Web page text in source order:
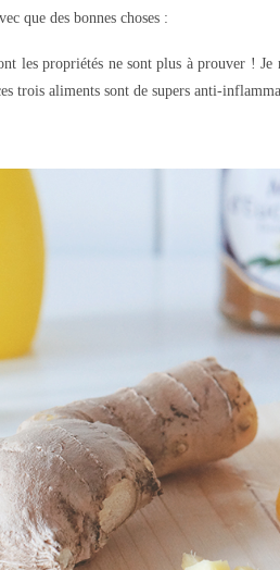
que des bonnes choses :
les propriétés ne sont plus à prouver ! Je
trois aliments sont de supers anti-